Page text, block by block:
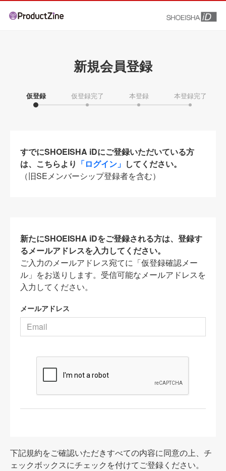
新規会員登録
仮登録 仮登録完了 本登録 本登録完了
すでにSHOEISHA iDにご登録いただいている方
は、こちらより 「ログイン」 してください。
（旧SEメンバーシップ登録者を含む）
新たにSHOEISHA iDをご登録される方は、登録す
るメールアドレスを入力してください。
ご入力のメールアドレス宛てに「仮登録確認メー
ル」をお送りします。受信可能なメールアドレスを
入力してください。
メールアドレス
下記規約をご確認いただきすべての内容に同意の上、チ
ェックボックスにチェックを付けてご登録ください。